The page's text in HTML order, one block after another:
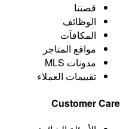
قصتنا
الوظائف
المكافآت
مواقع المتاجر
مدونات MLS
تقييمات العملاء
Customer